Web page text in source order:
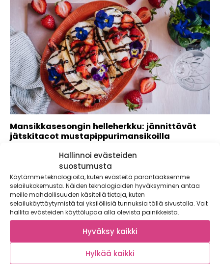
Hallinnoi evästeiden
suostumusta
Käytämme teknologioita, kuten evästeitä parantaaksemme
selailukokemusta. Näiden teknologioiden hyväksyminen antaa
meille mahdollisuuden käsitellä tietoja, kuten
selailukäyttäytymistä tai yksilöllisiä tunnuksia tällä sivustolla. Voit
hallita evästeiden käyttölupaa alla olevista painikkeista.
Hyväksy kaikki
Hylkää kaikki
Mansikkasesongin helleherkku: jännittävät
jätskitacot mustapippurimansikoilla
Nyt niitä saa, nimittäin kotimaisia mansikoita! Kun pakastin
ja hillopurkit on täytetty talven...